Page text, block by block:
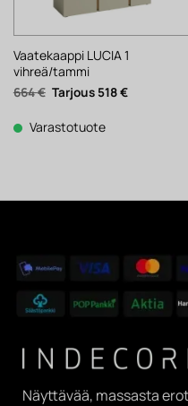
Vaatekaappi LUCIA 1
vihreä/tammi
664€ Alkuperäinen
hinta
664 €.
518€Nykyinen
Varastotuote
Näyttävää, massasta